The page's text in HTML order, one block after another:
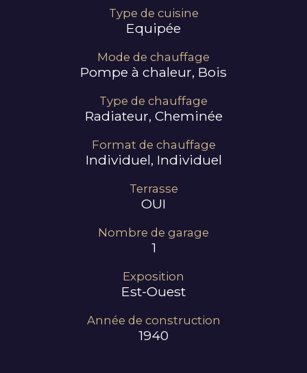
Type de cuisine
Equipée
Mode de chauffage
Pompe à chaleur, Bois
Type de chauffage
Radiateur, Cheminée
Format de chauffage
Individuel, Individuel
Terrasse
OUI
Nombre de garage
1
Exposition
Est-Ouest
Année de construction
1940